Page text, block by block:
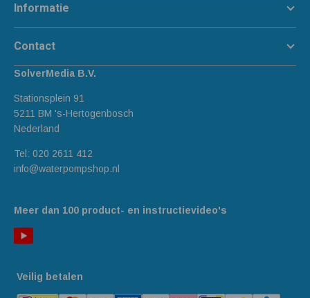
Meer dan 100 product- en instructievideo's
Informatie
Contact
SolverMedia B.V.
Stationsplein 91
5211 BM 's-Hertogenbosch
Nederland
Tel: 020 2611 412
info@waterpompshop.nl
Veilig betalen